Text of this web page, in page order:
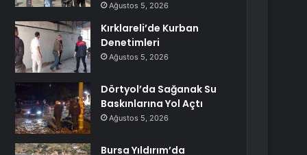
Ağustos 5, 2026
Kırklareli’de Kurban
Denetimleri
Ağustos 5, 2026
Dörtyol’da Sağanak Su
Baskınlarına Yol Açtı
Ağustos 5, 2026
Bursa Yıldırım’da